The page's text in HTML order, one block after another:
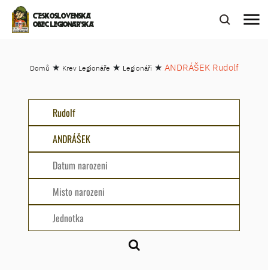
ČESKOSLOVENSKÁ
OBEC LEGIONÁŘSKÁ
menu
Domů ★ Krev Legionáře ★ Legionáři ★ ANDRÁŠEK Rudolf